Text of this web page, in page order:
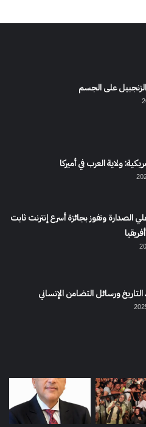
الزنجبيل على الجسم
ولاية العرب في أميركا
الصدارة وتفوز بجائزة أسرع إنترنت ثابت
ورسائل التضامن الإنساني